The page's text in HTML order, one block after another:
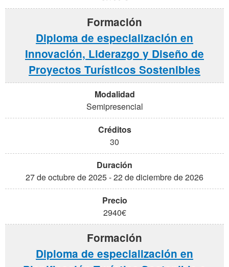
Diploma de especialización en
Innovación, Liderazgo y Diseño de
Proyectos Turísticos Sostenibles
Semipresencial
30
27 de octubre de 2025 - 22 de diciembre de 2026
2940€
Diploma de especialización en